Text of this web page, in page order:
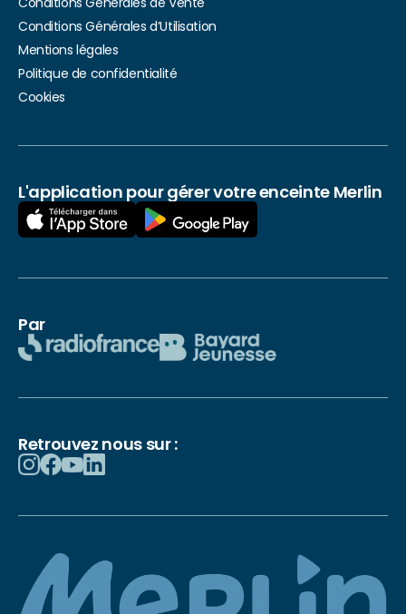
Conditions Générales d’Utilisation
Mentions légales
Politique de confidentialité
Cookies
L'application pour gérer votre enceinte Merlin
Par
Retrouvez nous sur :